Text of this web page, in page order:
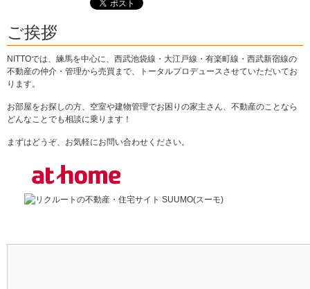
ご挨拶
NITTOでは、練馬を中心に、西武池袋線・大江戸線・有楽町線・西武新宿線の
不動産の仲介・管理から売買まで、トータルプロデュースさせていただいてお
ります。
お部屋をお探しの方、空室や建物管理でお困りの家主さん、不動産のことなら
どんなことでも相談に乗ります！
まずはどうぞ、お気軽にお問い合わせください。